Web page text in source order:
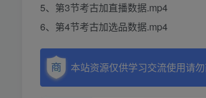
5、第3节考古加直播数据.mp4
6、第4节考古加选品数据.mp4
本站资源仅供学习交流使用请